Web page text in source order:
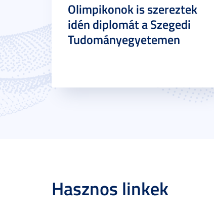
Olimpikonok is szereztek
idén diplomát a Szegedi
Tudományegyetemen
Hasznos linkek